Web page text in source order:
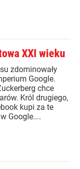
XXI wieku
zdominowały
Google.
chce
Król drugiego,
kupi za te
Google....